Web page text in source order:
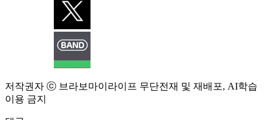
저작권자 ⓒ 브라보마이라이프 무단전재 및 재배포, AI학습
이용 금지